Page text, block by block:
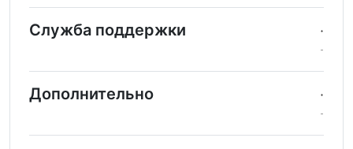
Служба поддержки
Дополнительно